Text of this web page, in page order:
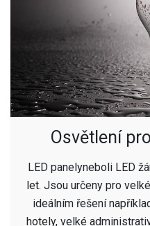
Osvětlení
LED panelyneboli LED
let. Jsou určeny pro
ideálním řešení
hotely, velké